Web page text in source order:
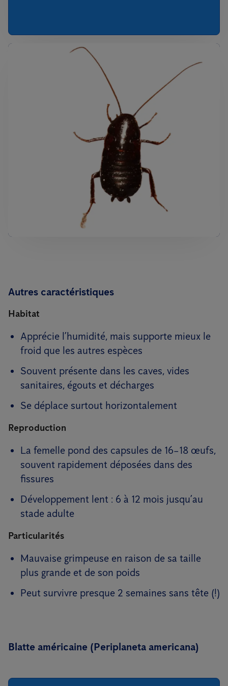
Autres caractéristiques
Habitat
Apprécie l’humidité, mais supporte mieux le
froid que les autres espèces
Souvent présente dans les caves, vides
sanitaires, égouts et décharges
Se déplace surtout horizontalement
Reproduction
La femelle pond des capsules de 16–18 œufs,
souvent rapidement déposées dans des
fissures
Développement lent : 6 à 12 mois jusqu’au
stade adulte
Particularités
Mauvaise grimpeuse en raison de sa taille
plus grande et de son poids
Peut survivre presque 2 semaines sans tête (!)
Blatte américaine (Periplaneta americana)